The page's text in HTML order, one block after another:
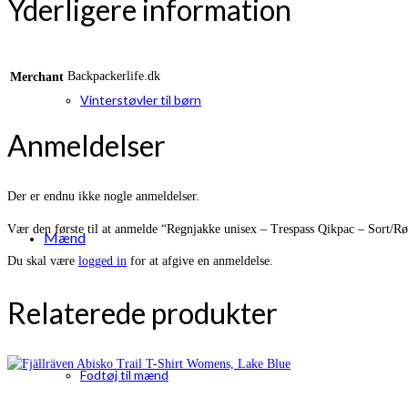
Vinterstøvler til børn
Mænd
Fodtøj til mænd
Yderligere information
Merchant Backpackerlife.dk
Anmeldelser
Der er endnu ikke nogle anmeldelser.
Vær den første til at anmelde “Regnjakke unisex – Trespass Qikpac – Sort/
Du skal være logged in for at afgive en anmeldelse.
Relaterede produkter